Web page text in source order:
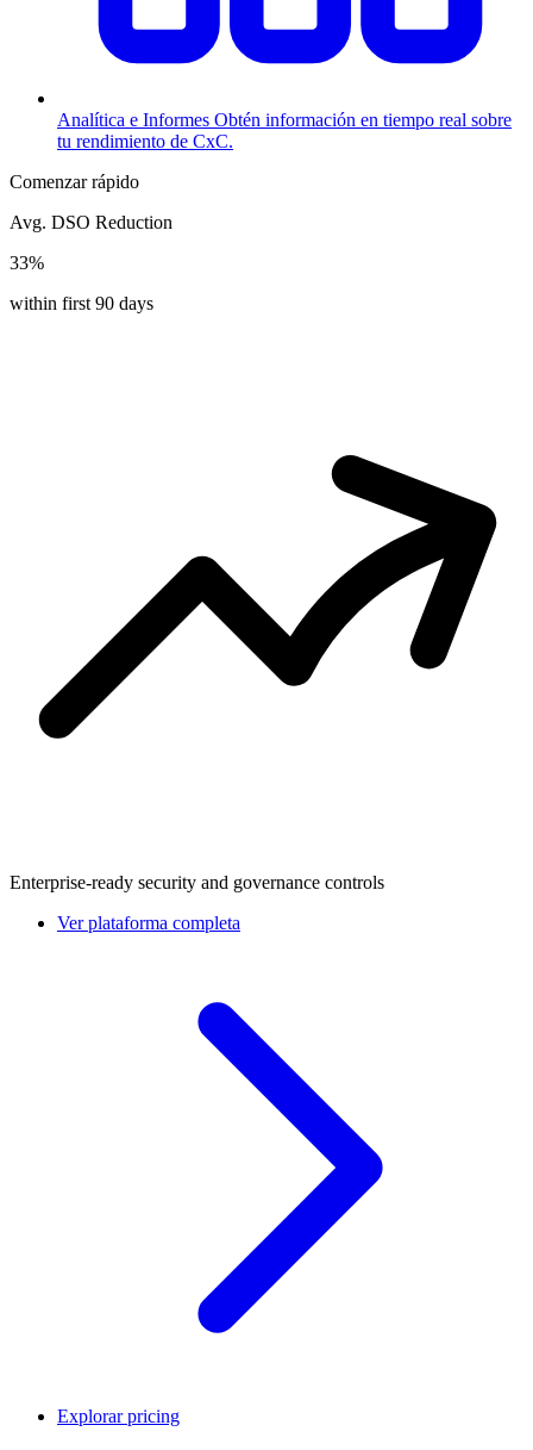
Analítica e Informes Obtén información en tiempo real sobre
tu rendimiento de CxC.
Comenzar rápido
Avg. DSO Reduction
33%
within first 90 days
Enterprise-ready security and governance controls
Ver plataforma completa
Explorar pricing